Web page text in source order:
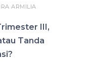
ARMILIA
III,
Tanda